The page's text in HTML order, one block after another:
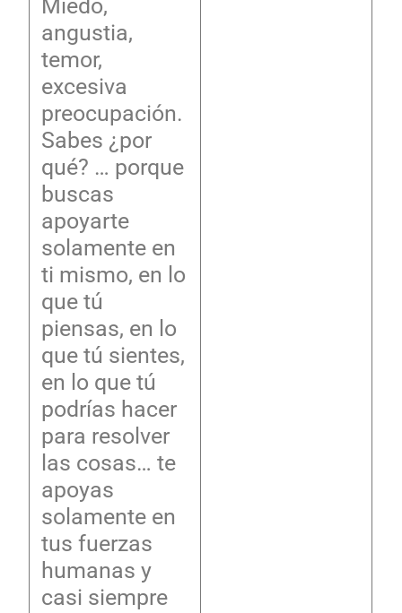
Miedo,
angustia,
temor,
excesiva
preocupación.
Sabes ¿por
qué? … porque
buscas
apoyarte
solamente en
ti mismo, en lo
que tú
piensas, en lo
que tú sientes,
en lo que tú
podrías hacer
para resolver
las cosas… te
apoyas
solamente en
tus fuerzas
humanas y
casi siempre